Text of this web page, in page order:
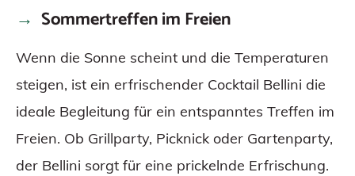
Sommertreffen im Freien
Wenn die Sonne scheint und die Temperaturen
steigen, ist ein erfrischender Cocktail Bellini die
ideale Begleitung für ein entspanntes Treffen im
Freien. Ob Grillparty, Picknick oder Gartenparty,
der Bellini sorgt für eine prickelnde Erfrischung.